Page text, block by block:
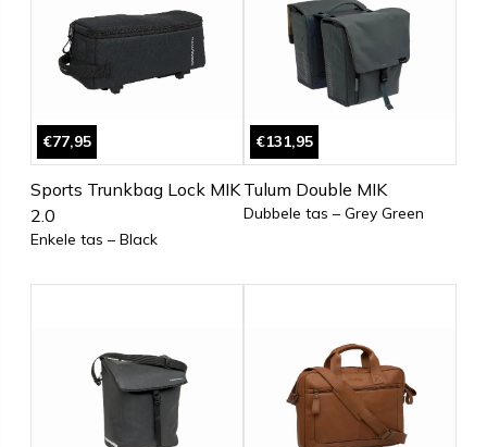
€77,95
Sports Trunkbag Lock MIK
2.0
Enkele tas – Black
€131,95
Tulum Double MIK
Dubbele tas – Grey Green